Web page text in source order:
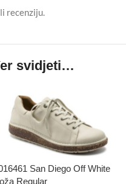
recenziju.
svidjeti…
San Diego Off White
Regular